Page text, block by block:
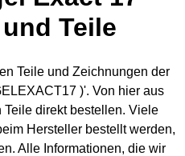
Teile
Teile und Zeichnungen der
)'. Von hier aus
direkt bestellen. Viele
Hersteller bestellt werden,
Alle Informationen, die wir